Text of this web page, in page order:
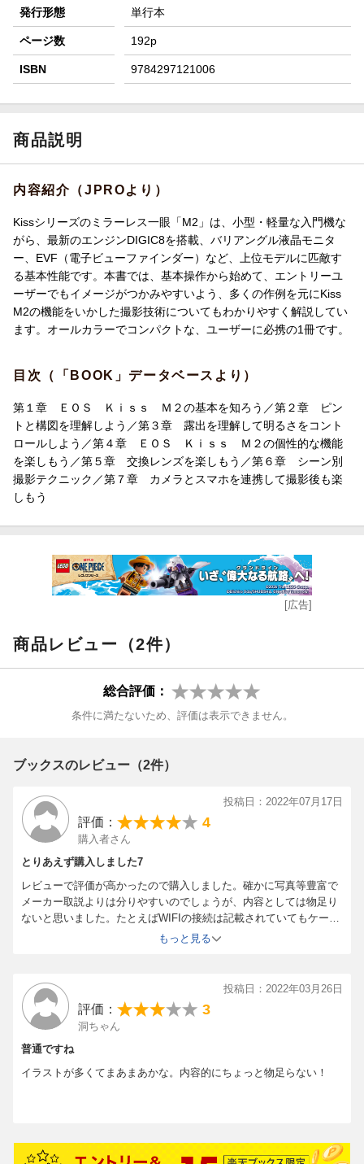
発行形態 単行本
ページ数 192p
ISBN 9784297121006
商品説明
内容紹介（JPROより）
Kissシリーズのミラーレス一眼「M2」は、小型・軽量な入門機な
がら、最新のエンジンDIGIC8を搭載、バリアングル液晶モニタ
ー、EVF（電子ビューファインダー）など、上位モデルに匹敵す
る基本性能です。本書では、基本操作から始めて、エントリーユ
ーザーでもイメージがつかみやすいよう、多くの作例を元にKiss
M2の機能をいかした撮影技術についてもわかりやすく解説してい
ます。オールカラーでコンパクトな、ユーザーに必携の1冊です。
目次（「BOOK」データベースより）
第１章 ＥＯＳ Ｋｉｓｓ Ｍ２の基本を知ろう／第２章 ピン
トと構図を理解しよう／第３章 露出を理解して明るさをコント
ロールしよう／第４章 ＥＯＳ Ｋｉｓｓ Ｍ２の個性的な機能
を楽しもう／第５章 交換レンズを楽しもう／第６章 シーン別
撮影テクニック／第７章 カメラとスマホを連携して撮影後も楽
しもう
[広告]
商品レビュー（2件）
総合評価：
条件に満たないため、評価は表示できません。
ブックスのレビュー（2件）
投稿日：2022年07月17日
評価： 4
購入者さん
とりあえず購入しました7
レビューで評価が高かったので購入しました。確かに写真等豊富で
メーカー取説よりは分りやすいのでしょうが、内容としては物足り
ないと思いました。たとえばWIFIの接続は記載されていてもケーブ
ルでの接続は一切記載されてないとか、、、。結局、この一冊では
もっと見る
投稿日：2022年03月26日
評価： 3
洞ちゃん
普通ですね
イラストが多くてまあまあかな。内容的にちょっと物足らない！